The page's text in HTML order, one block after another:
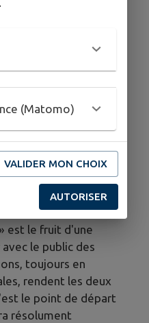
du quotidien,
un spectacle aussi
un duo franco-
et de surprises !
vin, portés dansés,
un moment unique à
!
est le fruit d'une
le public des
toujours en
rendent les deux
le point de départ
résolument
(Matomo)
VALIDER MON CHOIX
AUTORISER